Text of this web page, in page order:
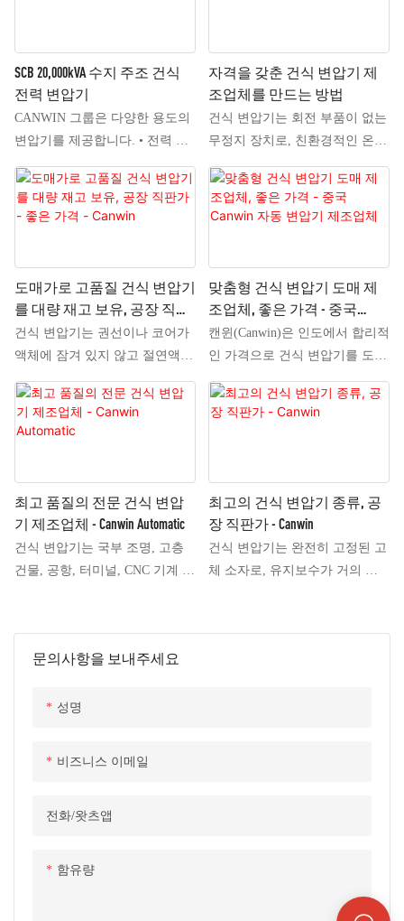
문의사항을 보내주세요
성명
비즈니스 이메일
전화/왓츠앱
함유량
SCB 20,000kVA 수지 주조 건식
전력 변압기
CANWIN 그룹은 다양한 용도의
변압기를 제공합니다. • 전력 배
전용 범용 변압기 • 발전소 및 기
타 시설용 서비스 변압기 • 야금,
시추, 가스 및 석유 생산 등 산업
• 터보 및 수력 발전기 여자 시스
템용 컨버터 변압기 고객 요구
사항에 따라 변압기는 다음과 같
은 설계 버전으로 제공될 수 있
습니다. 좌측: 전면(정격판 측면)
에서 고전압 권선 입력부가 좌측
에 위치합니다. 우측: 전면(정격
부가 우측에 위치합니다. 상부:
저전압 및 고전압 권선 입력부가
변압기 상부 커버에 위치합니다.
• 기타 설계 버전은 고객 요청에
따라 제공됩니다.
자격을 갖춘 건식 변압기 제
조업체를 만드는 방법
건식 변압기는 회전 부품이 없는
무정지 장치로, 친환경적인 온도
절연 시스템을 사용합니다. 이러
한 변압기는 "주조 수지형 변압
기"라고도 불립니다. 다양한 상
도매가로 고품질 건식 변압기
를 대량 재고 보유, 공장 직판
가 - 좋은 가격 - Canwin
건식 변압기는 권선이나 코어가
액체에 잠겨 있지 않고 절연액을
전혀 사용하지 않는 변압기입니
다. 대신, 권선과 코어는 공기로
가압된 밀폐된 탱크 내부에 보관
맞춤형 건식 변압기 도매 제
조업체, 좋은 가격 - 중국
Canwin 자동 변압기 제조업체
캔윈(Canwin)은 인도에서 합리적
인 가격으로 건식 변압기를 도매
로 공급하는 제조업체입니다. 캔
윈 브랜드는 중국, 유럽 연합, 아
프리카, 남미, 미국, 러시아, 인
도매로 공급하는 중국 자동 변압
기 제조업체입니다. "CANWIN"
상표는 국제 전기 기술 협회의
유명 상표로 선정되었으며,
최고 품질의 전문 건식 변압
기 제조업체 - Canwin Automatic
건식 변압기는 국부 조명, 고층
건물, 공항, 터미널, CNC 기계 장
기는 변압기 코어와 권선에 절연
유가 함침되지 않은 변압기를 의
최고의 건식 변압기 종류, 공
장 직판가 - Canwin
건식 변압기는 완전히 고정된 고
체 소자로, 유지보수가 거의 필
혀 없습니다. 액체 충진 변압기